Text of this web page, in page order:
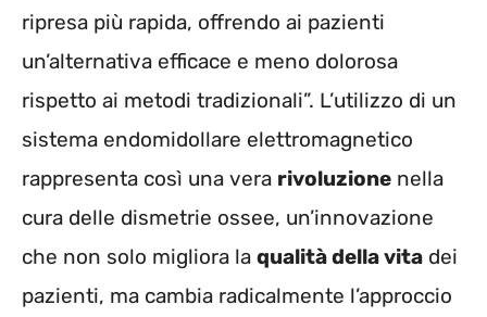
ripresa più rapida, offrendo ai pazienti
un’alternativa efficace e meno dolorosa
rispetto ai metodi tradizionali”. L’utilizzo di un
sistema endomidollare elettromagnetico
rappresenta così una vera rivoluzione nella
cura delle dismetrie ossee, un’innovazione
che non solo migliora la qualità della vita dei
pazienti, ma cambia radicalmente l’approccio